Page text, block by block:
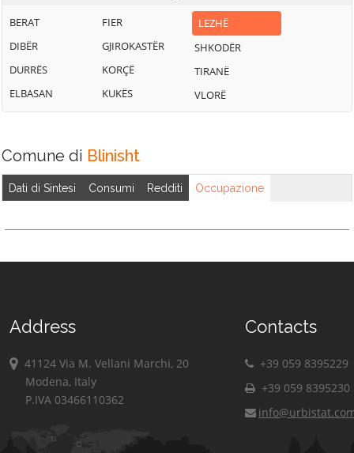
BERAT
DIBËR
DURRËS
ELBASAN
FIER
GJIROKASTËR
KORÇË
KUKËS
LEZHË
SHKODËR
TIRANË
VLORË
Comune di Blinisht
Dati di Sintesi Consumi Redditi Occupazione
Address
41124 Via M. Vellani Marchi, 20
Modena, Italy
P.IVA 03466110362
Contacts
+39 059 8395229
+39 059 8395230